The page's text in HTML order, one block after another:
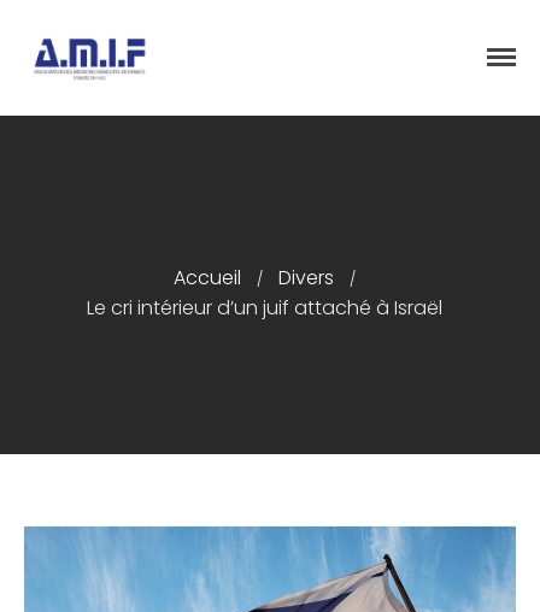
Accueil
Contactez-nous
Congrès 2018
Accueil / Divers /
Le cri intérieur d’un juif attaché à Israël